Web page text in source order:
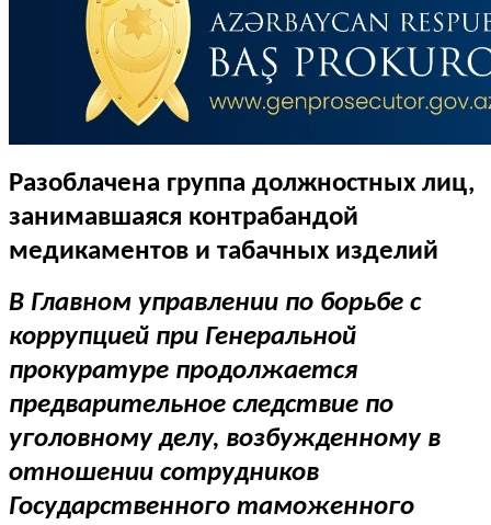
Разоблачена группа должностных лиц,
занимавшаяся контрабандой
медикаментов и табачных изделий
В Главном управлении по борьбе с
коррупцией при Генеральной
прокуратуре продолжается
предварительное следствие по
уголовному делу, возбужденному в
отношении сотрудников
Государственного таможенного